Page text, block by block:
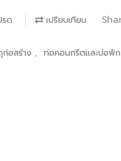
รด เปรียบเทียบ
อสร้าง , ท่อคอนกรีตและบ่อพัก